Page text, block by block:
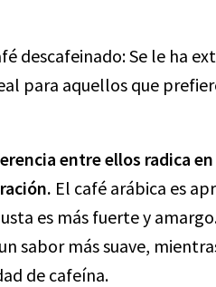
descafeinado: Se le ha
para aquellos que
entre ellos radica
El café arábica es
es más fuerte y
sabor más suave,
de cafeína.